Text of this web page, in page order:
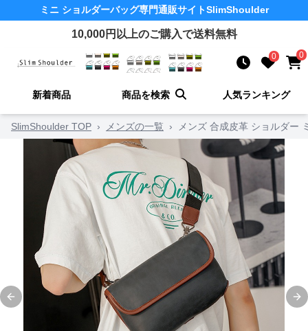
ミニ ショルダーバッグ専門通販サイトSlimShoulder
10,000円以上のご購入で送料無料
0 0
新着商品 商品を検索 人気ランキング
SlimShoulder TOP › メンズの一覧 › メンズ 合成皮革 ショルダー
Previous slide